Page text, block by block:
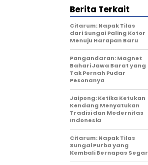
Berita Terkait
Citarum: Napak Tilas
dari Sungai Paling Kotor
Menuju Harapan Baru
Pangandaran: Magnet
Bahari Jawa Barat yang
Tak Pernah Pudar
Pesonanya
Jaipong: Ketika Ketukan
Kendang Menyatukan
Tradisi dan Modernitas
Indonesia
Citarum: Napak Tilas
Sungai Purba yang
Kembali Bernapas Segar